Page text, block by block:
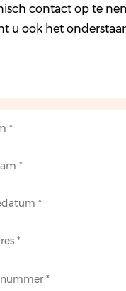
contact op te
u ook het